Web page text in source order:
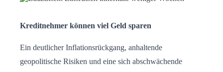
Kreditnehmer können viel Geld sparen
Ein deutlicher Inflationsrückgang, anhaltende
geopolitische Risiken und eine sich abschwächende